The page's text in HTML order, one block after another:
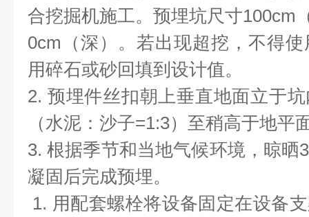
合挖掘机施工。预埋坑尺寸100cm
0cm（深）。若出现超挖，不得
用碎石或砂回填到设计值。
2. 预埋件丝扣朝上垂直地面立于
（水泥：沙子=1:3）至稍高于地平
3. 根据季节和当地气候环境，晾晒
凝固后完成预埋。
1. 用配套螺栓将设备固定在设备